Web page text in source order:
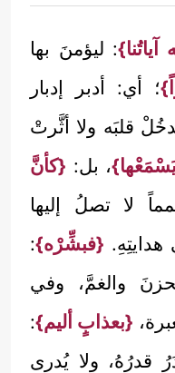
: ليؤمنَ بها
؛ أي: أدبر إدبار
قلبَه ولا أثَّرتْ
، بل: {كأنَّ
لا تصلُ إليها
{فبشِّرْه}:
والغمَّ، وفي
{بعذابٍ أليم}:
قدرُهُ، ولا يُدرى